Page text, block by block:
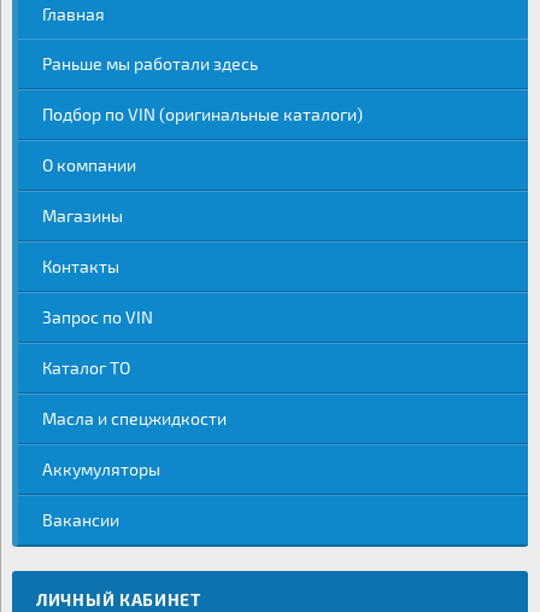
Главная
Раньше мы работали здесь
Подбор по VIN (оригинальные каталоги)
О компании
Магазины
Контакты
Запрос по VIN
Каталог ТО
Масла и спецжидкости
Аккумуляторы
Вакансии
ЛИЧНЫЙ КАБИНЕТ